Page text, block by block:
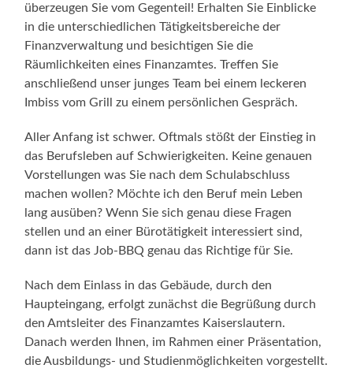
überzeugen Sie vom Gegenteil! Erhalten Sie Einblicke
in die unterschiedlichen Tätigkeitsbereiche der
Finanzverwaltung und besichtigen Sie die
Räumlichkeiten eines Finanzamtes. Treffen Sie
anschließend unser junges Team bei einem leckeren
Imbiss vom Grill zu einem persönlichen Gespräch.
Aller Anfang ist schwer. Oftmals stößt der Einstieg in
das Berufsleben auf Schwierigkeiten. Keine genauen
Vorstellungen was Sie nach dem Schulabschluss
machen wollen? Möchte ich den Beruf mein Leben
lang ausüben? Wenn Sie sich genau diese Fragen
stellen und an einer Bürotätigkeit interessiert sind,
dann ist das Job-BBQ genau das Richtige für Sie.
Nach dem Einlass in das Gebäude, durch den
Haupteingang, erfolgt zunächst die Begrüßung durch
den Amtsleiter des Finanzamtes Kaiserslautern.
Danach werden Ihnen, im Rahmen einer Präsentation,
die Ausbildungs- und Studienmöglichkeiten vorgestellt.